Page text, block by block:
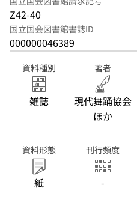
Z42-40
国立国会図書館書誌ID
000000046389
資料種別
雑誌
著者
現代舞踊協会
ほか
資料形態
紙
刊行頻度
-